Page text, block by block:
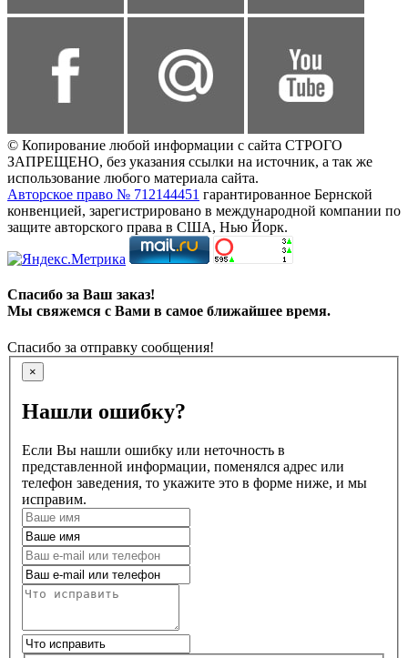
© Копирование любой информации с сайта СТРОГО
ЗАПРЕЩЕНО, без указания ссылки на источник, а так же
использование любого материала сайта.
Авторское право № 712144451 гарантированное Бернской
конвенцией, зарегистрировано в международной компании по
защите авторского права в США, Нью Йорк.
Спасибо за Ваш заказ!
Мы свяжемся с Вами в самое ближайшее время.
Спасибо за отправку сообщения!
×
Нашли ошибку?
Если Вы нашли ошибку или неточность в
представленной информации, поменялся адрес или
телефон заведения, то укажите это в форме ниже, и мы
исправим.